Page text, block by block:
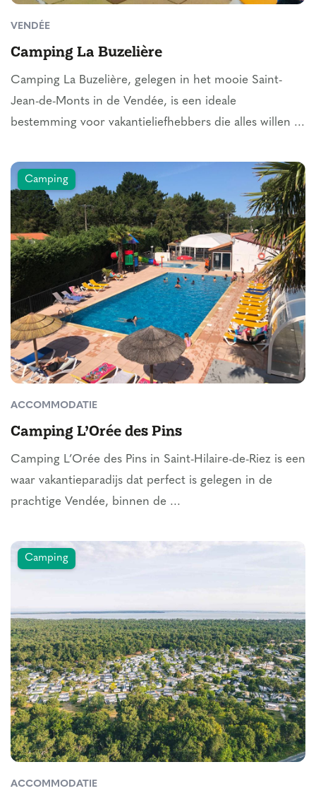
VENDÉE
Camping La Buzelière
Camping La Buzelière, gelegen in het mooie Saint-
Jean-de-Monts in de Vendée, is een ideale
bestemming voor vakantieliefhebbers die alles willen ...
Camping
ACCOMMODATIE
Camping L’Orée des Pins
Camping L’Orée des Pins in Saint-Hilaire-de-Riez is een
waar vakantieparadijs dat perfect is gelegen in de
prachtige Vendée, binnen de ...
Camping
ACCOMMODATIE